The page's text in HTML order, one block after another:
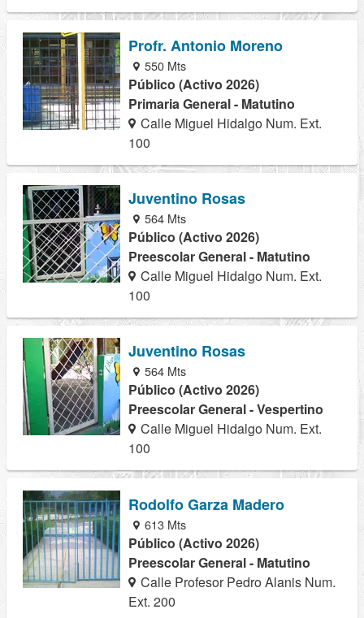
Profr. Antonio Moreno
550 Mts
Público (Activo 2026)
Primaria General - Matutino
Calle Miguel Hidalgo Num. Ext.
100
Juventino Rosas
564 Mts
Público (Activo 2026)
Preescolar General - Matutino
Calle Miguel Hidalgo Num. Ext.
100
Juventino Rosas
564 Mts
Público (Activo 2026)
Preescolar General - Vespertino
Calle Miguel Hidalgo Num. Ext.
100
Rodolfo Garza Madero
613 Mts
Público (Activo 2026)
Preescolar General - Matutino
Calle Profesor Pedro Alanis Num.
Ext. 200